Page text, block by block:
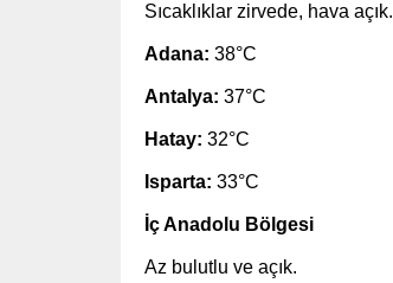
Sıcaklıklar zirvede, hava açık.
Adana: 38°C
Antalya: 37°C
Hatay: 32°C
Isparta: 33°C
İç Anadolu Bölgesi
Az bulutlu ve açık.